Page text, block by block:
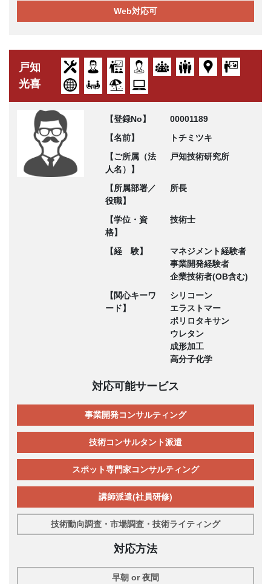
Web対応可
戸知
光喜
【登録No】
00001189
【名前】
トチミツキ
【ご所属（法
人名）】
戸知技術研究所
【所属部署／
役職】
所長
【学位・資
格】
技術士
【経 験】
マネジメント経験者
事業開発経験者
企業技術者(OB含む)
【関心キーワ
ード】
シリコーン
エラストマー
ポリロタキサン
ウレタン
成形加工
高分子化学
対応可能サービス
事業開発コンサルティング
技術コンサルタント派遣
スポット専門家コンサルティング
講師派遣(社員研修)
技術動向調査・市場調査・技術ライティング
対応方法
早朝 or 夜間